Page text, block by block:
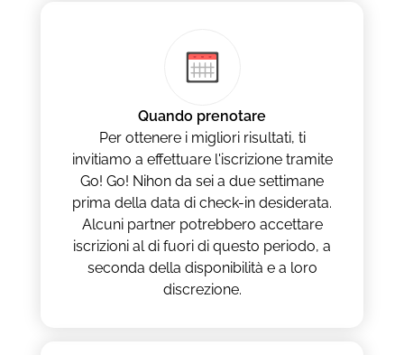
Quando prenotare
Per ottenere i migliori risultati, ti
invitiamo a effettuare l'iscrizione tramite
Go! Go! Nihon da sei a due settimane
prima della data di check-in desiderata.
Alcuni partner potrebbero accettare
iscrizioni al di fuori di questo periodo, a
seconda della disponibilità e a loro
discrezione.